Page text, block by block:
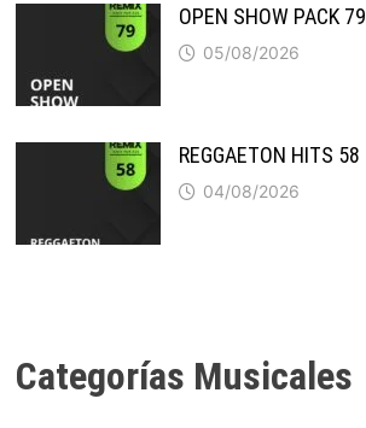
OPEN SHOW PACK 79
05/08/2026
REGGAETON HITS 58
04/08/2026
Categorías Musicales